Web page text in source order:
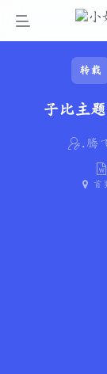
转载
子比主
.腾
首